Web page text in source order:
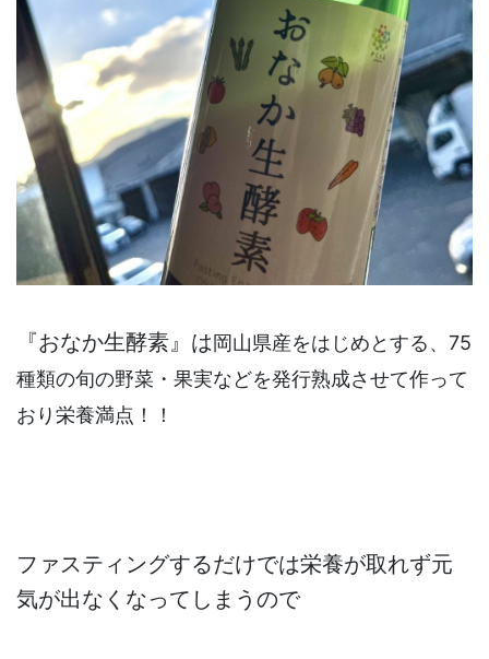
『おなか生酵素』は岡山県産をはじめとする、 75
種類の旬の野菜・果実などを発行熟成させて作って
おり栄養満点！！
ファスティングするだけでは栄養が取れず元
気が出なくなってしまうので